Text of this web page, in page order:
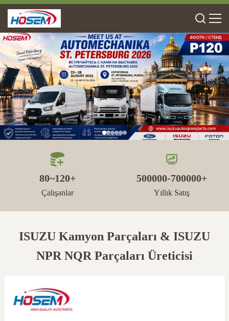
80~120+
Çalışanlar
500000-700000+
Yıllık Satış
ISUZU Kamyon Parçaları & ISUZU
NPR NQR Parçaları Üreticisi